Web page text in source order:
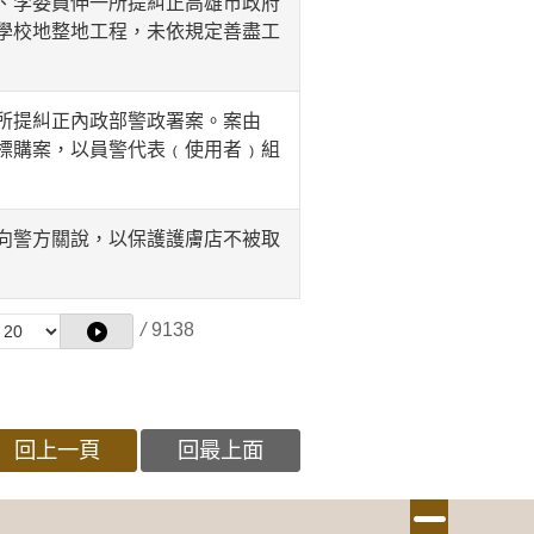
校地整地工程，未依規定善盡工
糾正內政部警政署案。案由
購案，以員警代表﹙使用者﹚組
方關說，以保護護膚店不被取
/ 9138
回上一頁 回最上面